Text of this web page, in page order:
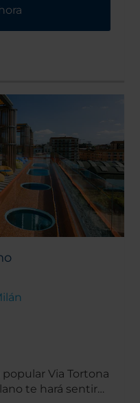
de Milán y a 15
antiguo.
muy fácil llegar
Via Tortona
te hará sentir